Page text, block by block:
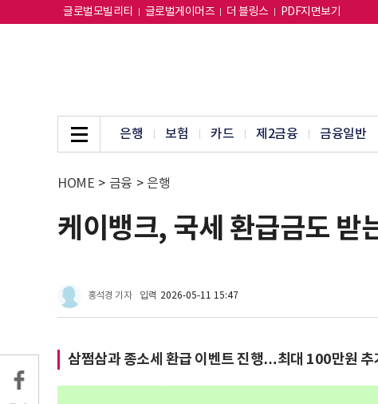
글로벌모빌리티 글로벌게이머즈 더 블링스 PDF지면보기
은행 보험 카드 제2금융 금융일반
HOME > 금융 > 은행
케이뱅크, 국세 환급금도 받
홍석경 기자 입력 2026-05-11 15:47
삼쩜삼과 종소세 환급 이벤트 진행…최대 100만원 추